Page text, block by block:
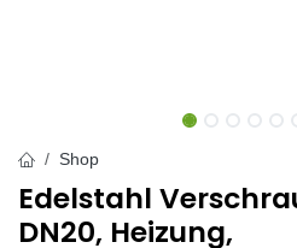
Shop
Edelstahl
DN20, Heizung,